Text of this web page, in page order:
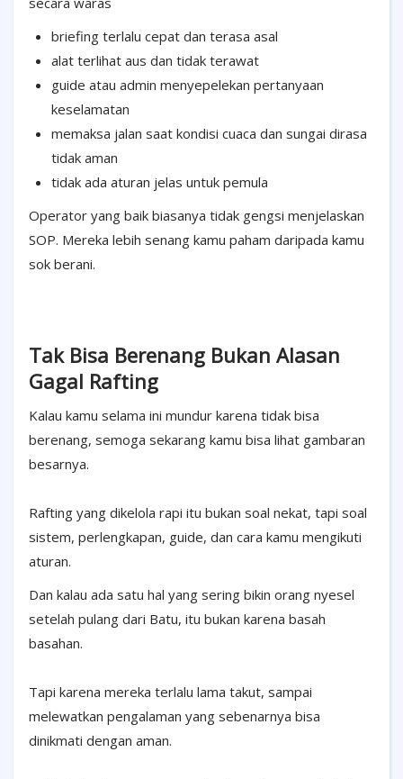
briefing terlalu cepat dan terasa asal
alat terlihat aus dan tidak terawat
guide atau admin menyepelekan pertanyaan
keselamatan
memaksa jalan saat kondisi cuaca dan sungai dirasa
tidak aman
tidak ada aturan jelas untuk pemula
Operator yang baik biasanya tidak gengsi menjelaskan
SOP. Mereka lebih senang kamu paham daripada kamu
sok berani.
Tak Bisa Berenang Bukan Alasan
Gagal Rafting
Kalau kamu selama ini mundur karena tidak bisa
berenang, semoga sekarang kamu bisa lihat gambaran
besarnya.
Rafting yang dikelola rapi itu bukan soal nekat, tapi soal
sistem, perlengkapan, guide, dan cara kamu mengikuti
aturan.
Dan kalau ada satu hal yang sering bikin orang nyesel
setelah pulang dari Batu, itu bukan karena basah
basahan.
Tapi karena mereka terlalu lama takut, sampai
melewatkan pengalaman yang sebenarnya bisa
dinikmati dengan aman.